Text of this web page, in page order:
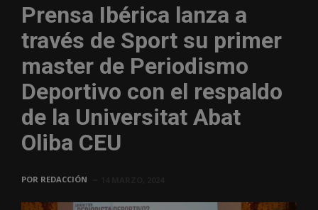
Prensa Ibérica lanza a
través de Sport su primer
master de Periodismo
Deportivo con el respaldo
de la Universitat Abat
Oliba CEU
POR REDACCIÓN